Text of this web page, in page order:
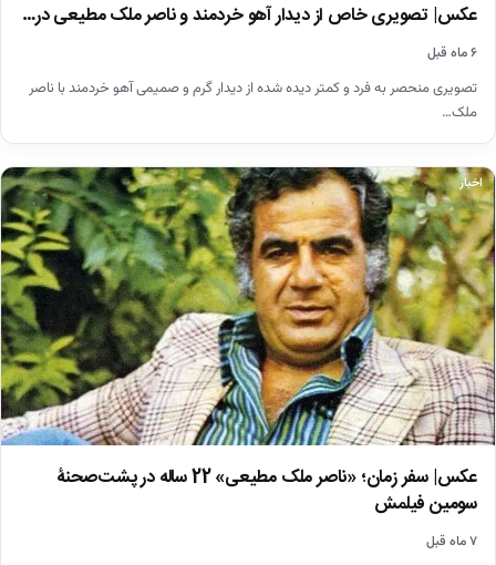
عکس| تصویری خاص از دیدار آهو خردمند و ناصر ملک مطیعی در…
۶ ماه قبل
تصویری منحصر به فرد و کمتر دیده شده از دیدار گرم و صمیمی آهو خردمند با ناصر
ملک…
اخبار
عکس| سفر زمان؛ «ناصر ملک مطیعی» 22 ساله در پشت‌صحنۀ
سومین فیلمش
۷ ماه قبل